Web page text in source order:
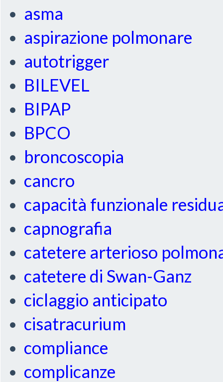
asma
aspirazione polmonare
autotrigger
BILEVEL
BIPAP
BPCO
broncoscopia
cancro
capacità funzionale
capnografia
catetere arterioso
catetere di Swan-Ganz
ciclaggio anticipato
cisatracurium
compliance
complicanze